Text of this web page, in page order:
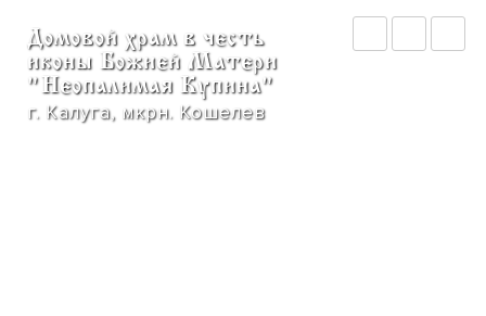
Домовой храм в честь
иконы Божией Матери
"Неопалимая Купина"
г. Калуга, мкрн. Кошелев